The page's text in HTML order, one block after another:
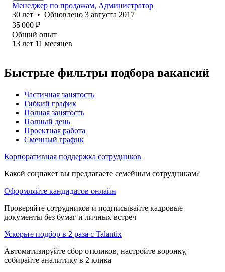
Менеджер по продажам, Администратор
30 лет • Обновлено 3 августа 2017
35 000 ₽
Общий опыт
13 лет 11 месяцев
Быстрые фильтры подбора вакансий
Частичная занятость
Гибкий график
Полная занятость
Полный день
Проектная работа
Сменный график
Корпоративная поддержка сотрудников
Какой соцпакет вы предлагаете семейным сотрудникам?
Оформляйте кандидатов онлайн
Проверяйте сотрудников и подписывайте кадровые
документы без бумаг и личных встреч
Ускорьте подбор в 2 раза с Talantix
Автоматизируйте сбор откликов, настройте воронку,
собирайте аналитику в 2 клика